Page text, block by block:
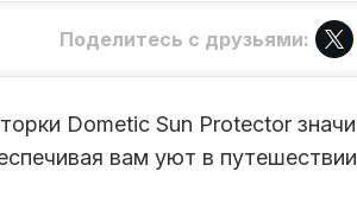
Поделитесь с друзьями:
Dometic Sun Protector
вам уют в